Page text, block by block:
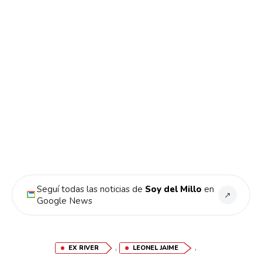
Seguí todas las noticias de Soy del Millo en
Google News
↗
EX RIVER , LEONEL JAIME ,